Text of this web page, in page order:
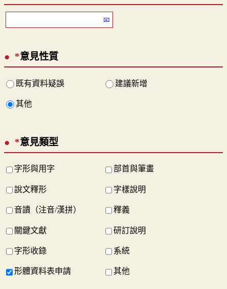
*意見性質
既有資料疑誤 建議新增
其他
*意見類型
字形與用字 部首與筆畫
說文釋形 字樣說明
音讀（注音/漢拼） 釋義
關鍵文獻 研訂說明
字形收錄 系統
形體資料表申請 其他